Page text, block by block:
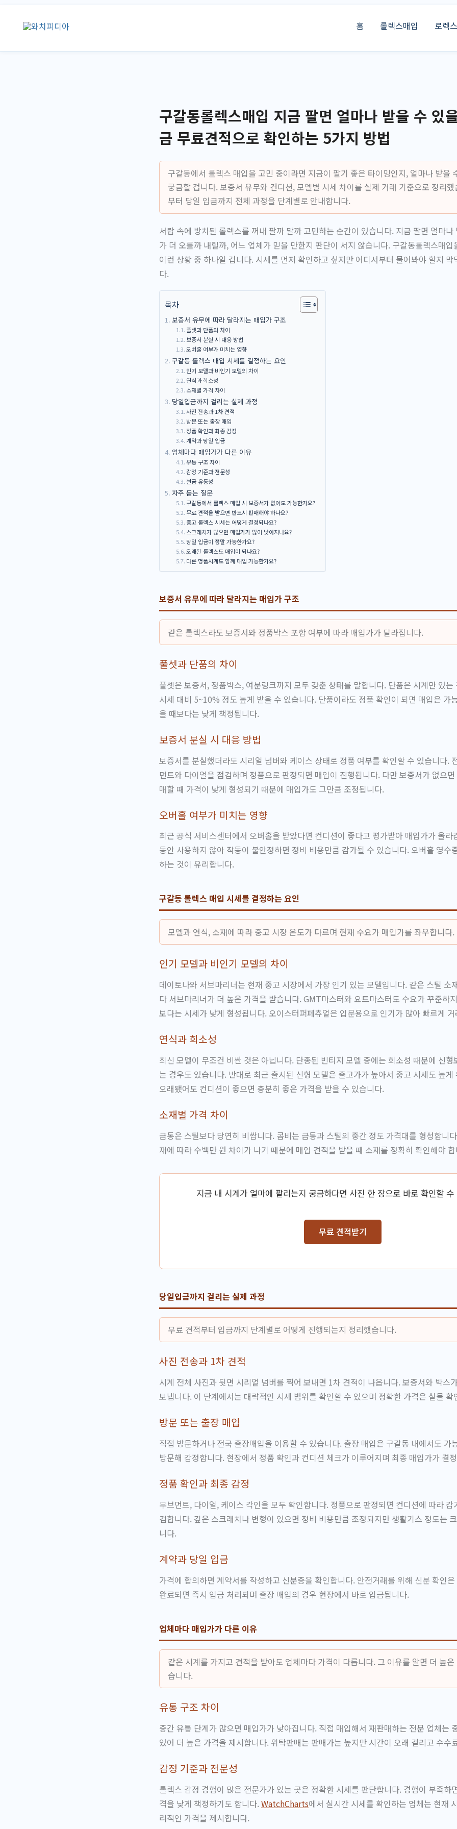
로
홈 롤렉스매입 로렉
구갈동롤렉스매입 지금 팔면 얼마나 받을 수 있
금 무료견적으로 확인하는 5가지 방법
구갈동에서 롤렉스 매입을 고민 중이라면 지금이 팔기 좋은 타이밍인지, 얼마나 받을
궁금할 겁니다. 보증서 유무와 컨디션, 모델별 시세 차이를 실제 거래 기준으로 정리
부터 당일 입금까지 전체 과정을 단계별로 안내합니다.
서랍 속에 방치된 롤렉스를 꺼내 팔까 말까 고민하는 순간이 있습니다. 지금 팔면 얼마나
가 더 오를까 내릴까, 어느 업체가 믿을 만한지 판단이 서지 않습니다. 구갈동롤렉스매
이런 상황 중 하나일 겁니다. 시세를 먼저 확인하고 싶지만 어디서부터 물어봐야 할지 막
다.
목차
보증서 유무에 따라 달라지는 매입가 구조
풀셋과 단품의 차이
보증서 분실 시 대응 방법
오버홀 여부가 미치는 영향
구갈동 롤렉스 매입 시세를 결정하는 요인
인기 모델과 비인기 모델의 차이
연식과 희소성
소재별 가격 차이
당일입금까지 걸리는 실제 과정
사진 전송과 1차 견적
방문 또는 출장 매입
정품 확인과 최종 감정
계약과 당일 입금
업체마다 매입가가 다른 이유
유통 구조 차이
감정 기준과 전문성
현금 유동성
자주 묻는 질문
구갈동에서 롤렉스 매입 시 보증서가 없어도 가능한가요?
무료 견적을 받으면 반드시 판매해야 하나요?
중고 롤렉스 시세는 어떻게 결정되나요?
스크래치가 많으면 매입가가 많이 낮아지나요?
당일 입금이 정말 가능한가요?
오래된 롤렉스도 매입이 되나요?
다른 명품시계도 함께 매입 가능한가요?
보증서 유무에 따라 달라지는 매입가 구조
같은 롤렉스라도 보증서와 정품박스 포함 여부에 따라 매입가가 달라집니다.
풀셋과 단품의 차이
풀셋은 보증서, 정품박스, 여분링크까지 모두 갖춘 상태를 말합니다. 단품은 시계만 있는
시세 대비 5~10% 정도 높게 받을 수 있습니다. 단품이라도 정품 확인이 되면 매입은 가
을 때보다는 낮게 책정됩니다.
보증서 분실 시 대응 방법
보증서를 분실했더라도 시리얼 넘버와 케이스 상태로 정품 여부를 확인할 수 있습니다.
먼트와 다이얼을 점검하며 정품으로 판정되면 매입이 진행됩니다. 다만 보증서가 없으
매할 때 가격이 낮게 형성되기 때문에 매입가도 그만큼 조정됩니다.
오버홀 여부가 미치는 영향
최근 공식 서비스센터에서 오버홀을 받았다면 컨디션이 좋다고 평가받아 매입가가 올라
동안 사용하지 않아 작동이 불안정하면 정비 비용만큼 감가될 수 있습니다. 오버홀 영수
하는 것이 유리합니다.
구갈동 롤렉스 매입 시세를 결정하는 요인
모델과 연식, 소재에 따라 중고 시장 온도가 다르며 현재 수요가 매입가를 좌우합니다.
인기 모델과 비인기 모델의 차이
데이토나와 서브마리너는 현재 중고 시장에서 가장 인기 있는 모델입니다. 같은 스틸 소
다 서브마리너가 더 높은 가격을 받습니다. GMT마스터와 요트마스터도 수요가 꾸준하
보다는 시세가 낮게 형성됩니다. 오이스터퍼페츄얼은 입문용으로 인기가 많아 빠르게
연식과 희소성
최신 모델이 무조건 비싼 것은 아닙니다. 단종된 빈티지 모델 중에는 희소성 때문에 신
는 경우도 있습니다. 반대로 최근 출시된 신형 모델은 출고가가 높아서 중고 시세도 높게
오래됐어도 컨디션이 좋으면 충분히 좋은 가격을 받을 수 있습니다.
소재별 가격 차이
금통은 스틸보다 당연히 비쌉니다. 콤비는 금통과 스틸의 중간 정도 가격대를 형성합니
재에 따라 수백만 원 차이가 나기 때문에 매입 견적을 받을 때 소재를 정확히 확인해야
지금 내 시계가 얼마에 팔리는지 궁금하다면 사진 한 장으로 바로 확인할 수
무료 견적받기
당일입금까지 걸리는 실제 과정
무료 견적부터 입금까지 단계별로 어떻게 진행되는지 정리했습니다.
사진 전송과 1차 견적
시계 전체 사진과 뒷면 시리얼 넘버를 찍어 보내면 1차 견적이 나옵니다. 보증서와 박스
보냅니다. 이 단계에서는 대략적인 시세 범위를 확인할 수 있으며 정확한 가격은 실물 확
방문 또는 출장 매입
직접 방문하거나 전국 출장매입을 이용할 수 있습니다. 출장 매입은 구갈동 내에서도 가
방문해 감정합니다. 현장에서 정품 확인과 컨디션 체크가 이루어지며 최종 매입가가 결
정품 확인과 최종 감정
무브먼트, 다이얼, 케이스 각인을 모두 확인합니다. 정품으로 판정되면 컨디션에 따라 감
검합니다. 깊은 스크래치나 변형이 있으면 정비 비용만큼 조정되지만 생활기스 정도는
니다.
계약과 당일 입금
가격에 합의하면 계약서를 작성하고 신분증을 확인합니다. 안전거래를 위해 신분 확인
완료되면 즉시 입금 처리되며 출장 매입의 경우 현장에서 바로 입금됩니다.
업체마다 매입가가 다른 이유
같은 시계를 가지고 견적을 받아도 업체마다 가격이 다릅니다. 그 이유를 알면 더 높
습니다.
유통 구조 차이
중간 유통 단계가 많으면 매입가가 낮아집니다. 직접 매입해서 재판매하는 전문 업체는
있어 더 높은 가격을 제시합니다. 위탁판매는 판매가는 높지만 시간이 오래 걸리고 수수
감정 기준과 전문성
롤렉스 감정 경험이 많은 전문가가 있는 곳은 정확한 시세를 판단합니다. 경험이 부족하
격을 낮게 책정하기도 합니다.WatchCharts에서 실시간 시세를 확인하는 업체는 현재
리적인 가격을 제시합니다.